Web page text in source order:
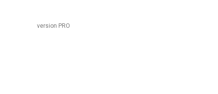
version PRO